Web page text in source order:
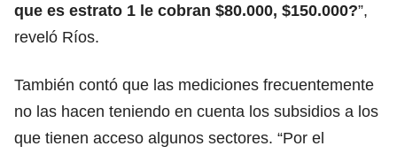
que es estrato 1 le cobran $80.000, $150.000?”,
reveló Ríos.
También contó que las mediciones frecuentemente
no las hacen teniendo en cuenta los subsidios a los
que tienen acceso algunos sectores. “Por el